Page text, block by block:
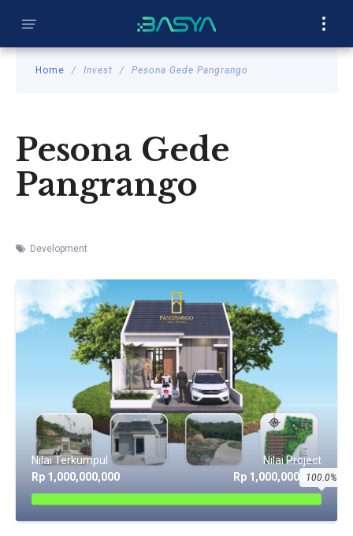
�
Home Invest Pesona Gede Pangrango
Pesona Gede
Pangrango
Development
Nilai Terkumpul
Rp 1,000,000,000
Nilai Project
Rp 1,000,000,000100.0%